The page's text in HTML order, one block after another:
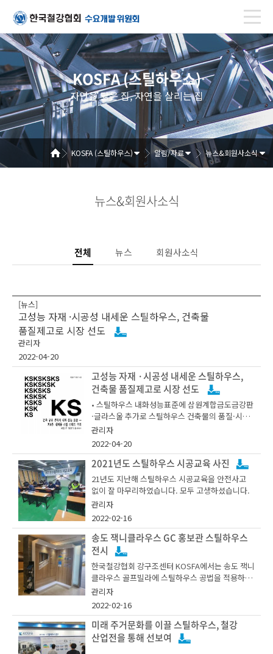
KOSFA (스틸하우스)
자연을 닮은 집, 자연을 살리는 집
KOSFA (스틸하우스) 알림/자료 뉴스&회원사소식
뉴스&회원사소식
전체 뉴스 회원사소식
[뉴스]
고성능 자재 ·시공성 내세운 스틸하우스, 건축물
품질제고로 시장 선도
관리자
2022-04-20
고성능 자재 ·시공성 내세운 스틸하우스,
건축물 품질제고로 시장 선도
• 스틸하우스 내화성능표준에 삼원계합금도금강판
·글라스울 추가로 스틸하우스 건축물의 품질·시공
성 높여
한국철강협회 강구조센터 KOSFA(Korea Steel Fr
aming Alliance, 회장 유삼 포스코강건재마케팅실
장)는 철강재로 건축물의 뼈대를 세우고 단열·방수
·마감 등의 시공과정을 거쳐 건축물을 완성하는 스
틸하우스의 시공성과 품질 제고를 위하여 내화성능
표준(KS F 1611-5) 개정을 추진해왔으며, 오늘 4월
19일, 국가표준원 e나라 표준인증 홈페이지에 개
정고시 되었다.
개정된 표준에는 스틸하우스 주재료인 삼원계합금
도금강판이 추가되고, 글라스 울 단열재가 적용된
구조가 추가 되었다. 이로 인해 장기간 녹슬지 않는
스틸자재 적용으로 건축주에게 높은 품질의 건축물
이 제공될 수 있을 것으로 보인다. 또한 글라스울은
관리자
2022-04-20
2021년도 스틸하우스 시공교육 사진
21년도 지난해 스틸하우스 시공교육을 안전사고
없이 잘 마무리하였습니다. 모두 고생하셨습니다.
관리자
2022-02-16
송도 잭니클라우스 GC 홍보관 스틸하우스
전시
한국철강협회 강구조센터 KOSFA에서는 송도 잭니
클라우스 골프빌라에 스틸하우스 공법을 적용하기
위하여 홍보관 전시를 실시하였습니다.('21.10 ~ '2
2.3)
관리자
2022-02-16
미래 주거문화를 이끌 스틸하우스, 철강
산업전을 통해 선보여